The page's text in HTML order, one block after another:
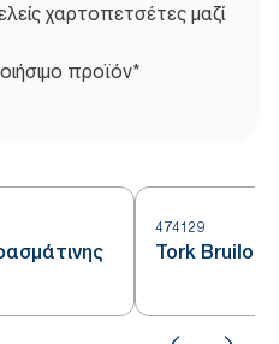
χαρτοπετσέτες μαζί
προϊόν*
474129
Tork